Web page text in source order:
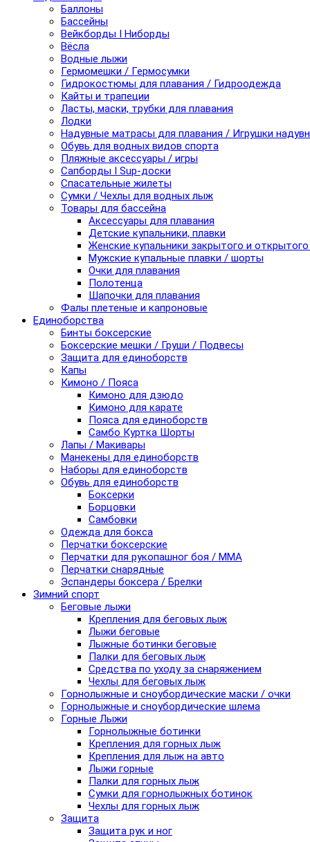
Баллоны
Бассейны
Вейкборды I Ниборды
Вёсла
Водные лыжи
Гермомешки / Гермосумки
Гидрокостюмы для плавания / Гидроодежда
Кайты и трапеции
Ласты, маски, трубки для плавания
Лодки
Надувные матрасы для плавания / Игрушки
Обувь для водных видов спорта
Пляжные аксессуары / игры
Сапборды I Sup-доски
Спасательные жилеты
Сумки / Чехлы для водных лыж
Товары для бассейна
Аксессуары для плавания
Детские купальники, плавки
Женские купальники закрытого и
Мужские купальные плавки / шорты
Очки для плавания
Полотенца
Шапочки для плавания
Фалы плетеные и капроновые
Единоборства
Бинты боксерские
Боксерские мешки / Груши / Подвесы
Защита для единоборств
Капы
Кимоно / Пояса
Кимоно для дзюдо
Кимоно для карате
Пояса для единоборств
Самбо Куртка Шорты
Лапы / Макивары
Манекены для единоборств
Наборы для единоборств
Обувь для единоборств
Боксерки
Борцовки
Самбовки
Одежда для бокса
Перчатки боксерские
Перчатки для рукопашног боя / ММА
Перчатки снарядные
Эспандеры боксера / Брелки
Зимний спорт
Беговые лыжи
Крепления для беговых лыж
Лыжи беговые
Лыжные ботинки беговые
Палки для беговых лыж
Средства по уходу за снаряжением
Чехлы для беговых лыж
Горнолыжные и сноубордические маски / очки
Горнолыжные и сноубордические шлема
Горные Лыжи
Горнолыжные ботинки
Крепления для горных лыж
Крепления для лыж на авто
Лыжи горные
Палки для горных лыж
Сумки для горнолыжных ботинок
Чехлы для горных лыж
Защита
Защита рук и ног